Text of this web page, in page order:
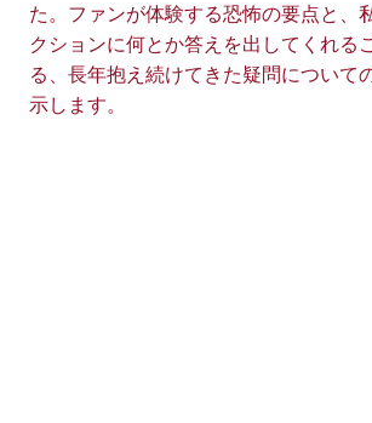
た。ファンが体験する恐怖の要点と、
クションに何とか答えを出してくれる
る、長年抱え続けてきた疑問について
示します。